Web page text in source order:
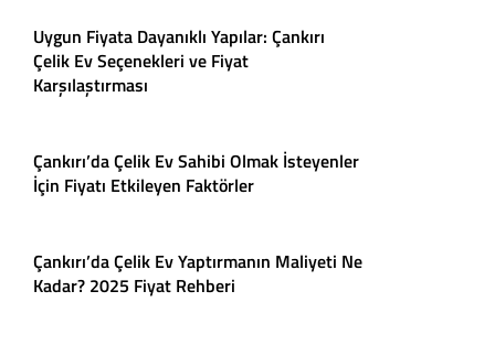
Uygun Fiyata Dayanıklı Yapılar: Çankırı
Çelik Ev Seçenekleri ve Fiyat
Karşılaştırması
Çankırı’da Çelik Ev Sahibi Olmak İsteyenler
İçin Fiyatı Etkileyen Faktörler
Çankırı’da Çelik Ev Yaptırmanın Maliyeti Ne
Kadar? 2025 Fiyat Rehberi